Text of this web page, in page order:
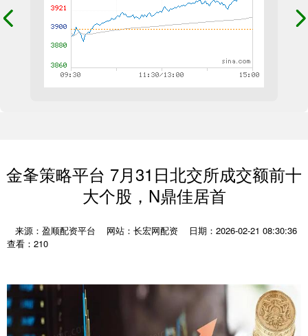
金夆策略平台 7月31日北交所成交额前十
大个股，N鼎佳居首
来源：盈顺配资平台 网站：长宏网配资
日期：2026-02-21 08:30:36
查看：210